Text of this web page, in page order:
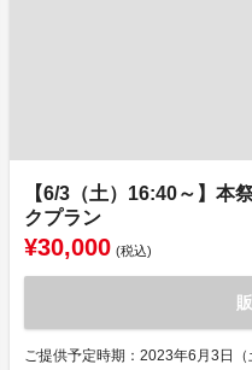
【6/3（土）16:40～】本
クプラン
¥30,000 (税込)
ご提供予定時期：2023年6月3日（